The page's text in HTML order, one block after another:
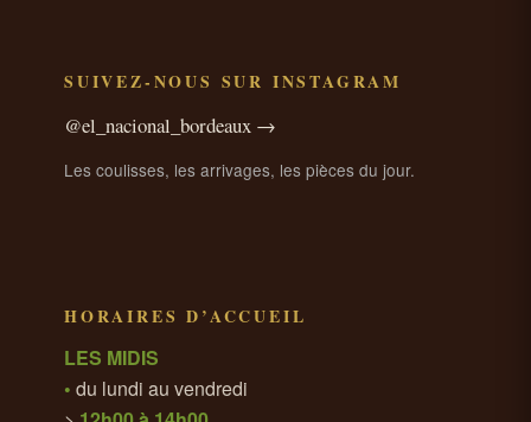
SUIVEZ-NOUS SUR INSTAGRAM
@el_nacional_bordeaux →
Les coulisses, les arrivages, les pièces du jour.
HORAIRES D’ACCUEIL
LES MIDIS
• du lundi au vendredi